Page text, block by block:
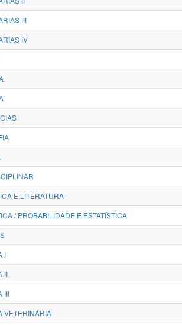
III
IV
E LITERATURA
/ PROBABILIDADE E ESTATÍSTICA
I
II
III
VETERINÁRIA